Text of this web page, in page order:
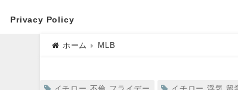
Privacy Policy
ホーム MLB